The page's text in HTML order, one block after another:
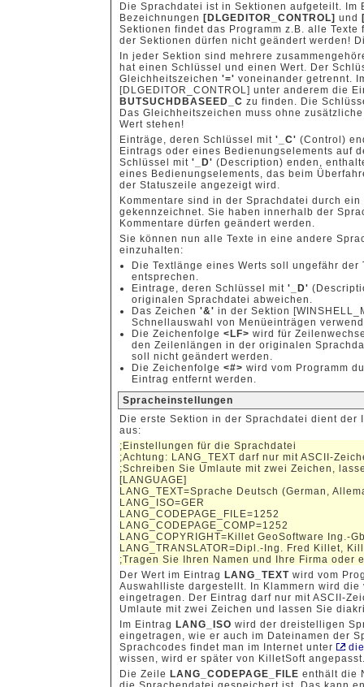
Die Sprachdatei ist in Sektionen aufgeteilt.
Bezeichnungen [DLGEDITOR_CONTROL] und
Sektionen findet das Programm z.B. alle
der Sektionen dürfen nicht geändert werden!
In jeder Sektion sind mehrere
hat einen Schlüssel und einen Wert. Der
Gleichheitszeichen '=' voneinander getrennt.
[DLGEDITOR_CONTROL] unter anderem die
BUTSUCHDBASEED_C zu finden. Die
Das Gleichheitszeichen muss ohne
Wert stehen!
Einträge, deren Schlüssel mit '_C' (Control)
Eintrags oder eines Bedienungselements auf
Schlüssel mit '_D' (Description) enden,
eines Bedienungselements, das beim
der Statuszeile angezeigt wird.
Kommentare sind in der Sprachdatei durch
gekennzeichnet. Sie haben innerhalb der
Kommentare dürfen geändert werden.
Sie können nun alle Texte in eine andere
einzuhalten:
Die Textlänge eines Werts soll ungefähr
entsprechen.
Eintrage, deren Schlüssel mit '_D'
originalen Sprachdatei abweichen.
Das Zeichen '&' in der Sektion
Schnellauswahl von Menüeinträgen
Die Zeichenfolge <LF> wird für
den Zeilenlängen in der originalen
soll nicht geändert werden.
Die Zeichenfolge <#> wird vom Programm
Eintrag entfernt werden.
Spracheinstellungen
Die erste Sektion in der Sprachdatei dient
aus:
;Einstellungen für die Sprachdatei
;Achtung: LANG_TEXT darf nur mit ASCII-
;Schreiben Sie Umlaute mit zwei Zeichen,
[LANGUAGE]
LANG_TEXT=Sprache Deutsch (German,
LANG_ISO=GER
LANG_CODEPAGE_FILE=1252
LANG_CODEPAGE_COMP=1252
LANG_COPYRIGHT=Killet GeoSoftware Ing.-
LANG_TRANSLATOR=Dipl.-Ing. Fred Killet,
;Tragen Sie Ihren Namen und Ihre Firma oder
Der Wert im Eintrag LANG_TEXT wird vom
Auswahlliste dargestellt. In Klammern wird
eingetragen. Der Eintrag darf nur mit ASCII-
Umlaute mit zwei Zeichen und lassen Sie
Im Eintrag LANG_ISO wird der dreistelligen
eingetragen, wie er auch im Dateinamen der
Sprachcodes findet man im Internet unter
wissen, wird er später von KilletSoft
Die Zeile LANG_CODEPAGE_FILE enthält die